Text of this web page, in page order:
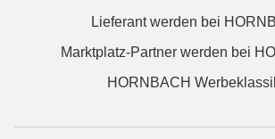
Lieferant werden bei
Marktplatz-Partner werden bei
HORNBACH